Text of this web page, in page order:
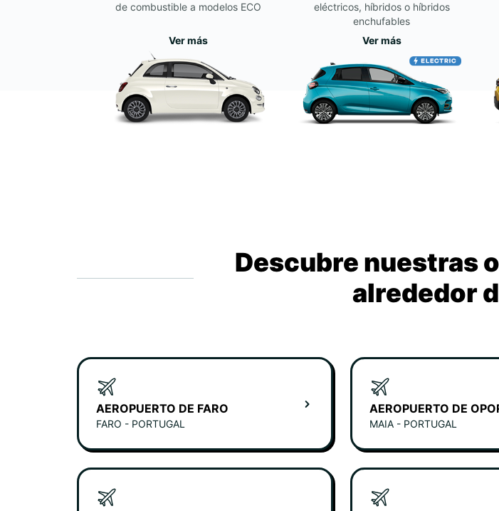
de combustible a modelos ECO
Ver más
eléctricos, híbridos o híbridos
enchufables
Ver más
Descubre nuestras
alrededor
AEROPUERTO DE FARO
FARO - PORTUGAL
AEROPUERTO DE
MAIA - PORTUGAL